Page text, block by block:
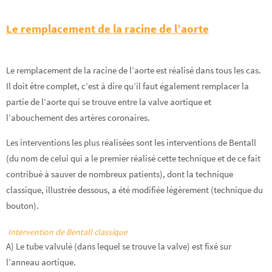
Le remplacement de la racine de l’aorte
Le remplacement de la racine de l’aorte est réalisé dans tous les cas.
Il doit être complet, c’est à dire qu’il faut également remplacer la
partie de l’aorte qui se trouve entre la valve aortique et
l’abouchement des artères coronaires.
Les interventions les plus réalisées sont les interventions de Bentall
(du nom de celui qui a le premier réalisé cette technique et de ce fait
contribué à sauver de nombreux patients), dont la technique
classique, illustrée dessous, a été modifiée légèrement (technique du
bouton).
Intervention de Bentall classique
A) Le tube valvulé (dans lequel se trouve la valve) est fixé sur
l’anneau aortique.